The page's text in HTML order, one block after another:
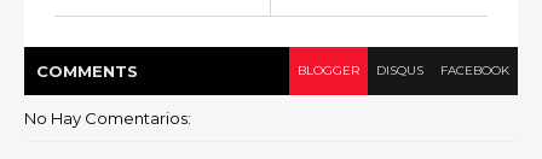
COMMENTS BLOGGER DISQUS FACEBOOK
No Hay Comentarios: